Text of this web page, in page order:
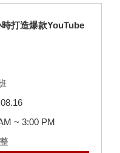
打造爆款YouTube
~ 3:00 PM